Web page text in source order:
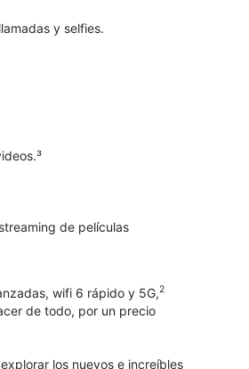
y selfies.
de películas
wifi 6 rápido y 5G,2
de todo, por un precio
los nuevos e increíbles